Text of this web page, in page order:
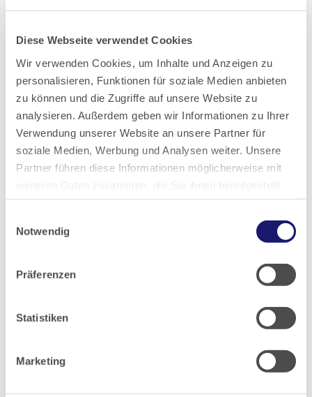
Diese Webseite verwendet Cookies
Wir verwenden Cookies, um Inhalte und Anzeigen zu
personalisieren, Funktionen für soziale Medien anbieten
zu können und die Zugriffe auf unsere Website zu
analysieren. Außerdem geben wir Informationen zu Ihrer
Verwendung unserer Website an unsere Partner für
soziale Medien, Werbung und Analysen weiter. Unsere
Partner führen diese Informationen möglicherweise mit
haben oder die sie im Rahmen Ihrer Nutzung der Dienste
Notwendig
Präferenzen
Statistiken
Marketing
Pressemitteilungen-Archiv:
2026